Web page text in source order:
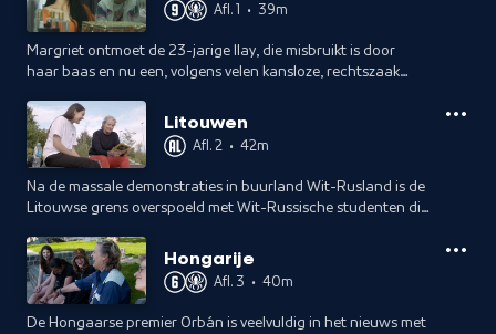
Afl. 1 • 39m
Margriet ontmoet de 23-jarige Ilay, die misbruikt is door
haar baas en nu een, volgens velen kansloze, rechtszaak
Mutlu.
Litouwen
Afl. 2 • 42m
Na de massale demonstraties in buurland Wit-Rusland is de
Litouwse grens overspoeld met Wit-Russische studenten die
Hongarije
Afl. 3 • 40m
De Hongaarse premier Orbán is veelvuldig in het nieuws met